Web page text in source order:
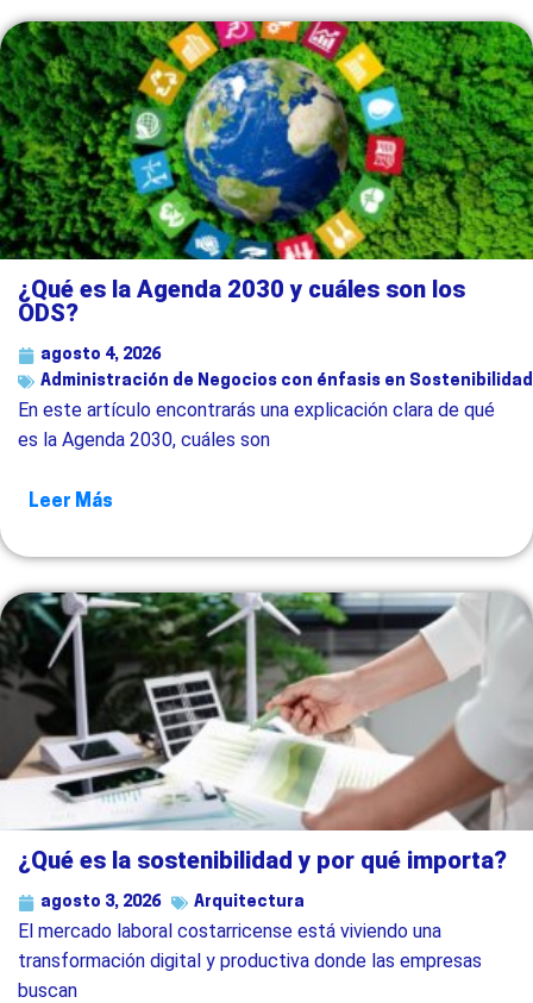
¿Qué es la Agenda 2030 y cuáles son los
ODS?
agosto 4, 2026
Administración de Negocios con énfasis en Sostenibilidad
En este artículo encontrarás una explicación clara de qué
es la Agenda 2030, cuáles son
Leer Más
¿Qué es la sostenibilidad y por qué importa?
agosto 3, 2026 Arquitectura
El mercado laboral costarricense está viviendo una
transformación digital y productiva donde las empresas
buscan